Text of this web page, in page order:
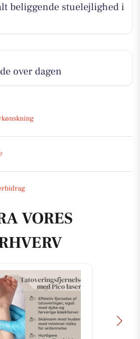
beliggende stuelejlighed i
over dagen
VORES